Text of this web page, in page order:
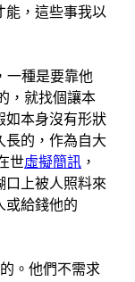
能，這些事我以
種是要靠他
，就找個讓本
如本身沒有形狀
長的，作為自大
世虛擬簡訊 ，
口上被人照料來
或給錢他的
。他們不需求